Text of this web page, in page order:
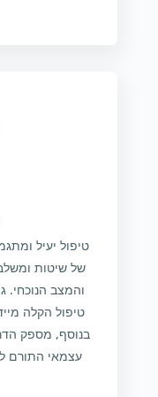
טיפול יעיל
של שיטות
והמצב הנוכחי.
טיפול הקלה
בנוסף, מספק
עצמאי התורם